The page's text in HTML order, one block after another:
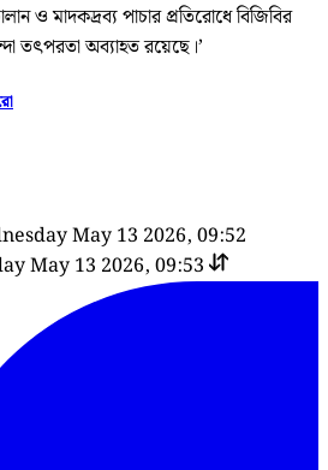
ও মাদকদ্রব্য পাচার প্রতিরোধে বিজিবির
তৎপরতা অব্যাহত রয়েছে।’
May 13 2026, 09:52
May 13 2026, 09:53